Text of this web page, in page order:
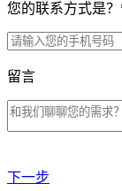
您的联系方式是？
留言
下一步